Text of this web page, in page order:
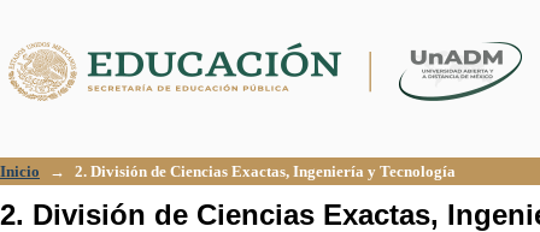
Inicio → 2. División de Ciencias Exactas, Ingeniería y Tecnología
2. División de Ciencias Exactas,